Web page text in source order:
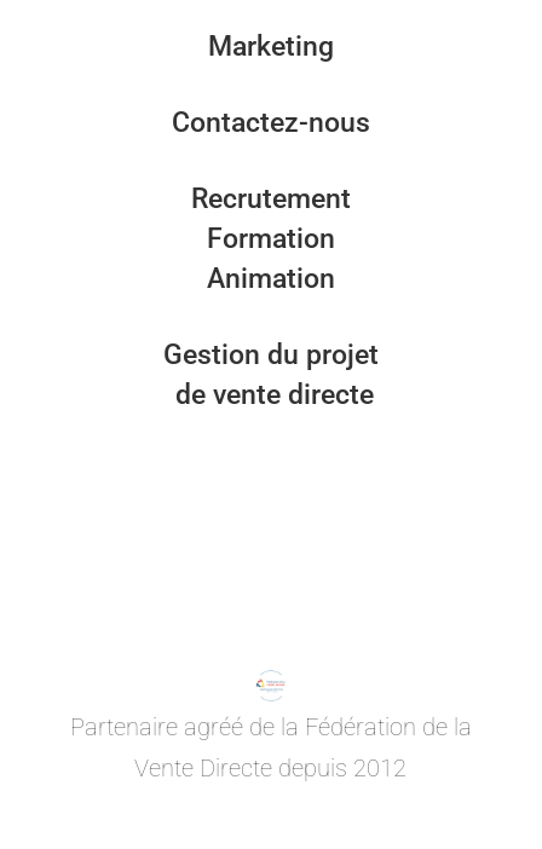
Marketing
Contactez-nous
Recrutement
Formation
Animation
Gestion du projet
de vente directe
Partenaire agréé de la Fédération de la
Vente Directe depuis 2012